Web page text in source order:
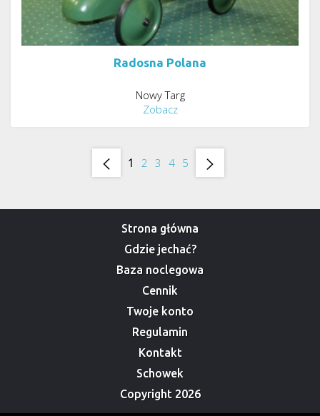
Radosna Polana
Nowy Targ
Zobacz
1 2 3 4 5
Strona główna
Gdzie jechać?
Baza noclegowa
Cennik
Twoje konto
Regulamin
Kontakt
Schowek
Copyright 2026